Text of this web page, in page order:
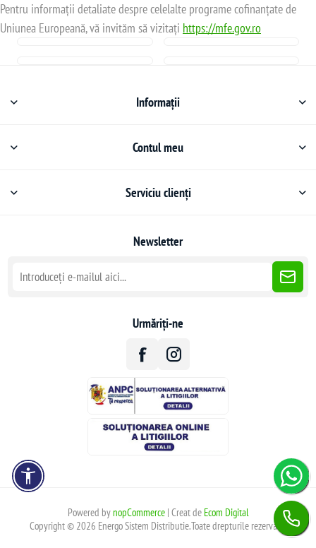
Pentru informații detaliate despre celelalte programe cofinanțate de
Uniunea Europeană, vă invităm să vizitați https://mfe.gov.ro
Informații
Contul meu
Serviciu clienți
Newsletter
Urmăriți-ne
Powered bynopCommerce| Creat de Ecom Digital
Copyright © 2026 Energo Sistem Distributie.Toate drepturile rezervate.